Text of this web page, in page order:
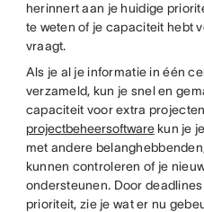
herinnert aan je huidige
te weten of je capaciteit hebt
vraagt.
Als je al je informatie in één
verzameld, kun je snel en
capaciteit voor extra
projectbeheersoftwarekun je
met andere
kunnen controleren of je
ondersteunen. Door
prioriteit, zie je wat er nu